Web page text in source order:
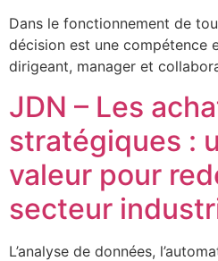
Dans le fonctionnement de
décision est une compétence
dirigeant, manager et
JDN – Les
stratégiques :
valeur pour
secteur
L’analyse de données,